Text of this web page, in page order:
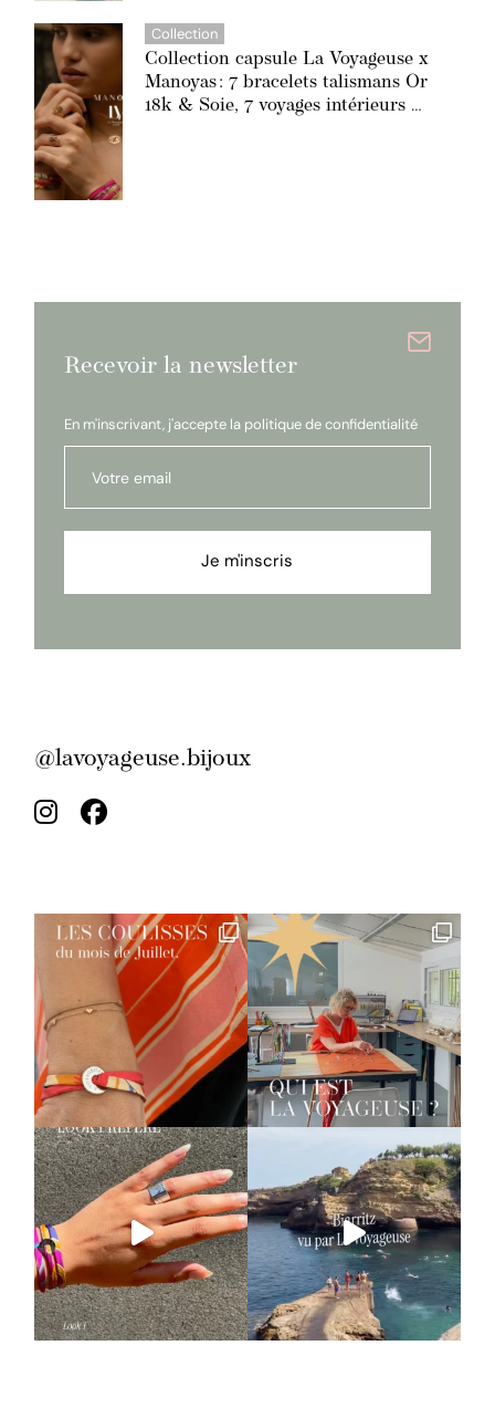
Collection capsule La Voyageuse x
Manoyas : 7 bracelets talismans Or
18k & Soie, 7 voyages intérieurs …
Collection
Recevoir la newsletter
En m'inscrivant, j'accepte la politique de confidentialité
Je m'inscris
@lavoyageuse.bijoux